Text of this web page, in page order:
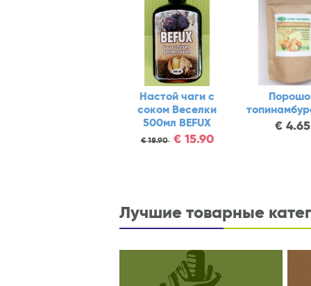
Веселка 200 мл
густой сок
€17.50
Настой
соком
BEFUX
Лучшие товарные